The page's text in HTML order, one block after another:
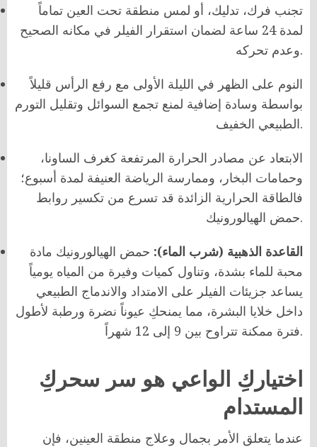
تجنب فرك، تدليك، أو لمس منطقة تحت العين تماماً
لمدة 24 ساعة لضمان استقرار الفيلر في مكانه الصحيح
وعدم تحركه.
النوم على الظهر في الليلة الأولى مع رفع الرأس قليلاً
بواسطة وسادة إضافية لمنع تجمع السوائل وتقليل التورم
الطبيعي الخفيف.
الابتعاد عن مصادر الحرارة المرتفعة كغرف الساونا،
وحمامات البخار، وممارسة الرياضة العنيفة لمدة أسبوع؛
فالطاقة الحرارية الزائدة قد تسرع من تكسير روابط
حمض الهيالورونيك.
القاعدة الذهبية (شرب الماء): حمض الهيالورونيك مادة
محبة للماء بشدة، وتناول كميات وفيرة من المياه يومياً
يساعد جزيئات الفيلر على الامتداد والاندماج الطبيعي
داخل خلايا البشرة، مما يمنحكِ عيوناً نضرة ورطبة لأطول
فترة ممكنة تتراوح بين 9 إلى 12 شهراً.
اختياركِ الواعي هو سر سحركِ
المستدام
عندما يتعلق الأمر بجمال وعلاج منطقة العينين، فإن